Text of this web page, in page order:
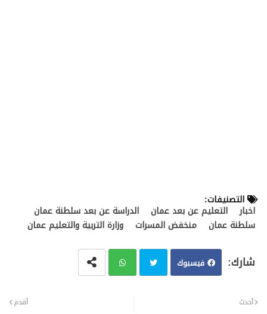
التصنيفات:
اخبار التعليم عن بعد عمان
الدراسة عن بعد سلطنة عمان
سلطنة عمان
منخفض المسرات وزارة التربية والتعليم عمان
فيسبوك
أحدث أقدم